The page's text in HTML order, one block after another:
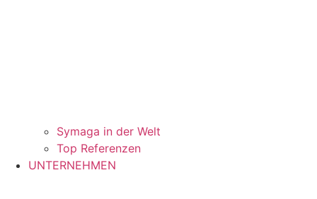
Symaga in der Welt
Top Referenzen
UNTERNEHMEN